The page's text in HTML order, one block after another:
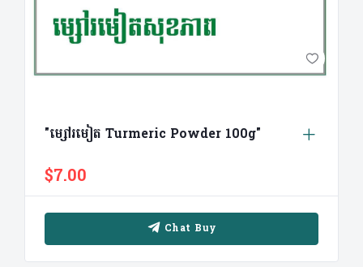
"ម្សៅរមៀត Turmeric Powder 100g"
$7.00
Chat Buy